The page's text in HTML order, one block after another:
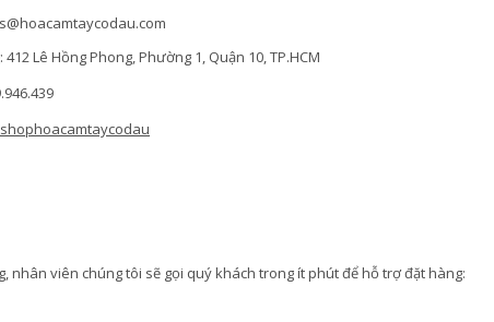
Lê Hồng Phong, Phường 1, Quận 10, TP.HCM
viên chúng tôi sẽ gọi quý khách trong ít phút để hỗ trợ đặt hàng: